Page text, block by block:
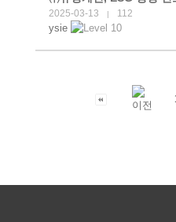
2025-03-13 | 112
ysie